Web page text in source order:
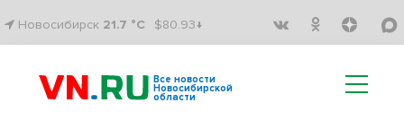
Новосибирск 21.7 °C $80.93↓
Все новости
Новосибирской
области